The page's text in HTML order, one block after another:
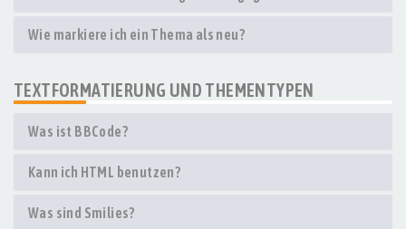
Wie markiere ich ein Thema als neu?
TEXTFORMATIERUNG UND THEMENTYPEN
Was ist BBCode?
Kann ich HTML benutzen?
Was sind Smilies?